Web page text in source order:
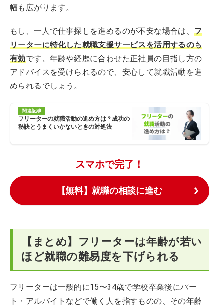
幅も広がります。
もし、一人で仕事探しを進めるのが不安な場合は、 フ
リーターに特化した就職支援サービスを活用するのも
有効です。年齢や経歴に合わせた正社員の目指し方の
アドバイスを受けられるので、安心して就職活動を進
められるでしょう。
関連記事
フリーターの就職活動の進め方は？成功の
秘訣とうまくいかないときの対処法
スマホで完了！
【無料】就職の相談に進む
【まとめ】フリーターは年齢が若い
ほど就職の難易度を下げられる
フリーターは一般的に15〜34歳で学校卒業後にパー
ト・アルバイトなどで働く人を指すものの、その年齢